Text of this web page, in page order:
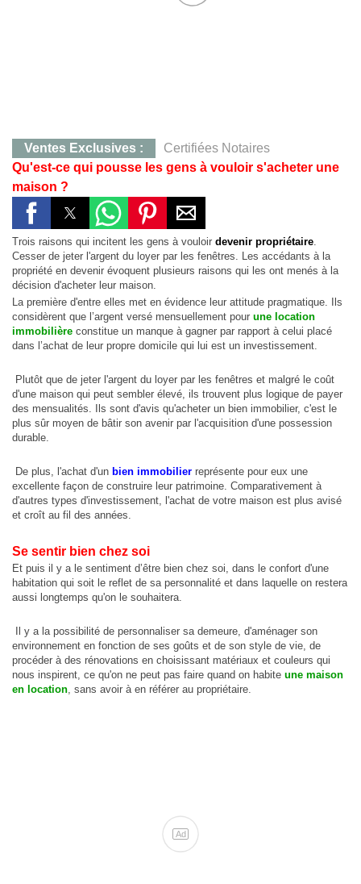
Ventes Exclusives :
Certifiées Notaires
CONTACT :
0707283405, M. KOFFI
Yamoussoukro :
Yakro :
Qt Mlock 823 m²,12 millions
Agboville :
Agboville :
38 Ha à 130 millions
2 Pltx Vallon :
Appartement 4 pièces, 120 millions, Acte Notarié + Acte de Propriété Foncière
2 Pltx Vallon :
Appt 4 pièces, 120 millions
Qu'est-ce qui pousse les gens à vouloir s'acheter une
maison ?
Trois raisons qui incitent les gens à vouloir devenir propriétaire
Cesser de jeter l'argent du loyer par les fenêtres. Les accédants à la
propriété en devenir évoquent plusieurs raisons qui les ont menés à la
décision d'acheter leur maison.
La première d'entre elles met en évidence leur attitude pragmatique. Ils
considèrent que l’argent versé mensuellement pour une location
immobilière constitue un manque à gagner par rapport à celui placé
dans l’achat de leur propre domicile qui lui est un investissement.
Plutôt que de jeter l'argent du loyer par les fenêtres et malgré le coût
d'une maison qui peut sembler élevé, ils trouvent plus logique de payer
des mensualités. Ils sont d'avis qu'acheter un bien immobilier, c'est le
plus sûr moyen de bâtir son avenir par l'acquisition d'une possession
durable.
De plus, l'achat d'un bien immobilier représente pour eux une
excellente façon de construire leur patrimoine. Comparativement à
d'autres types d'investissement, l'achat de votre maison est plus avisé
et croît au fil des années.
Se sentir bien chez soi
Et puis il y a le sentiment d’être bien chez soi, dans le confort d'une
habitation qui soit le reflet de sa personnalité et dans laquelle on restera
aussi longtemps qu'on le souhaitera.
Il y a la possibilité de personnaliser sa demeure, d'aménager son
environnement en fonction de ses goûts et de son style de vie, de
procéder à des rénovations en choisissant matériaux et couleurs qui
nous inspirent, ce qu'on ne peut pas faire quand on habite une maison
en location , sans avoir à en référer au propriétaire.
Ad